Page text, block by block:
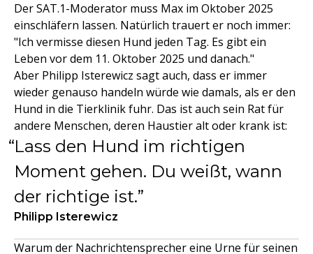
Der SAT.1-Moderator muss Max im Oktober 2025
einschläfern lassen. Natürlich trauert er noch immer:
"Ich vermisse diesen Hund jeden Tag. Es gibt ein
Leben vor dem 11. Oktober 2025 und danach."
Aber Philipp Isterewicz sagt auch, dass er immer
wieder genauso handeln würde wie damals, als er den
Hund in die Tierklinik fuhr. Das ist auch sein Rat für
andere Menschen, deren Haustier alt oder krank ist:
Lass den Hund im richtigen
Moment gehen. Du weißt, wann
der richtige ist.
Philipp Isterewicz
Warum der Nachrichtensprecher eine Urne für seinen